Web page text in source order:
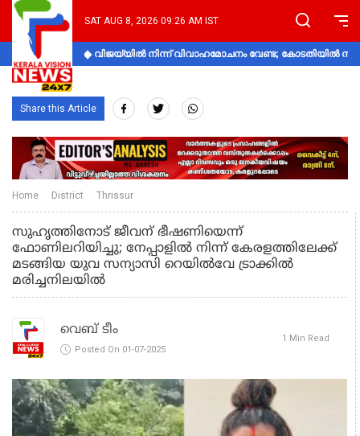
SAT AUG 8, 2026 09:26 AM IST
വിജയ്‌യിൽ നിന്ന് വിവാഹമോചനം വേണ്ട; കോടതിയിൽ
Share this Article
Home District Thrissur
സുഹൃത്തിനോട് ജീവന് ഭീഷണിയെന്ന്
ഫോണിലറിയിച്ചു; നേപ്പാളില്‍ നിന്ന് കേരളത്തിലേക്ക്
മടങ്ങിയ യുവ സന്യാസി റെയിൽവേ ട്രാക്കിൽ
മരിച്ചനിലയില്‍
വെബ് ടീം
Posted On 01-07-2025
1 Min Read